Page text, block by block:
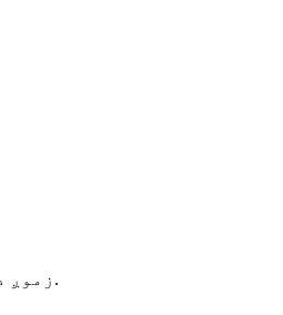
زموږ د محصولاتو یا قیمت لیست په اړه پوښتنو لپاره ، مهرباني وکړئ خپل بریښنالیک موږ ته پریږدئ او موږ به په 24 ساعتونو کې اړیکه ونیسو.